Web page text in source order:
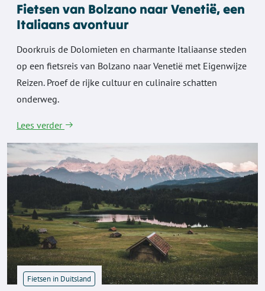
Fietsen van Bolzano naar Venetië, een
Italiaans avontuur
Doorkruis de Dolomieten en charmante Italiaanse steden
op een fietsreis van Bolzano naar Venetië met Eigenwijze
Reizen. Proef de rijke cultuur en culinaire schatten
onderweg.
Lees verder
Fietsen in Duitsland